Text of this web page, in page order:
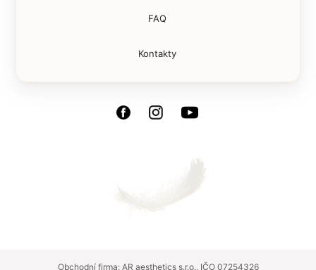
FAQ
Kontakty
Obchodní firma: AR aesthetics s.r.o., IČO 07254326